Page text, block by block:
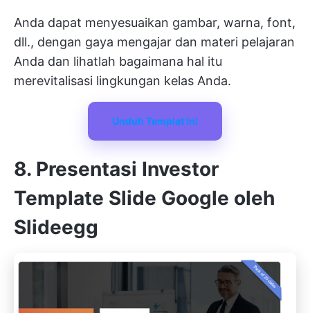
Anda dapat menyesuaikan gambar, warna, font,
dll., dengan gaya mengajar dan materi pelajaran
Anda dan lihatlah bagaimana hal itu
merevitalisasi lingkungan kelas Anda.
Unduh Templat Ini
8. Presentasi Investor
Template Slide Google oleh
Slideegg